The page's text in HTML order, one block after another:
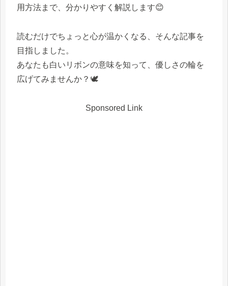
用方法まで、分かりやすく解説します😊
読むだけでちょっと心が温かくなる、そんな記事を
目指しました。
あなたも白いリボンの意味を知って、優しさの輪を
広げてみませんか？🕊
Sponsored Link